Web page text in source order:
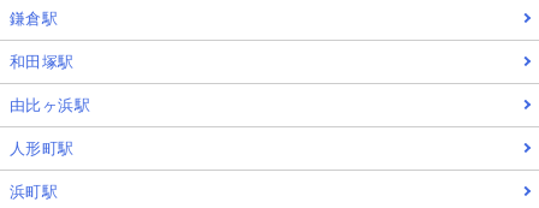
鎌倉駅
和田塚駅
由比ヶ浜駅
人形町駅
浜町駅